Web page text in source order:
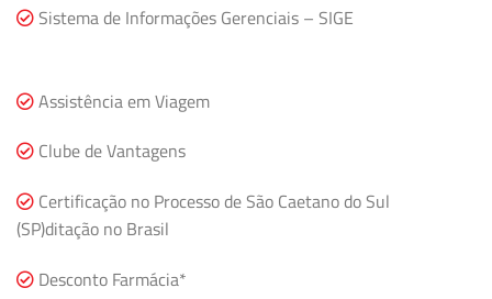
Sistema de Informações Gerenciais – SIGE
Assistência em Viagem
Clube de Vantagens
Certificação no Processo de São Caetano do Sul
(SP)ditação no Brasil
Desconto Farmácia*